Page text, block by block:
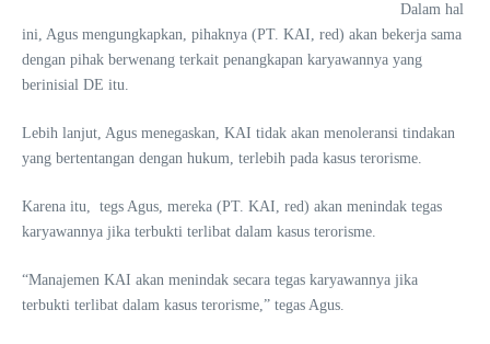
Dalam hal
ini, Agus mengungkapkan, pihaknya (PT. KAI, red) akan bekerja sama
dengan pihak berwenang terkait penangkapan karyawannya yang
berinisial DE itu.
Lebih lanjut, Agus menegaskan, KAI tidak akan menoleransi tindakan
yang bertentangan dengan hukum, terlebih pada kasus terorisme.
Karena itu, tegs Agus, mereka (PT. KAI, red) akan menindak tegas
karyawannya jika terbukti terlibat dalam kasus terorisme.
“Manajemen KAI akan menindak secara tegas karyawannya jika
terbukti terlibat dalam kasus terorisme,” tegas Agus.